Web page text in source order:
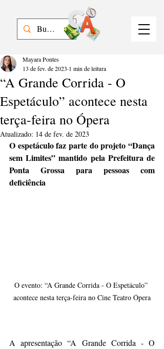
“A Grande Corrida - O
Espetáculo” acontece nesta
terça-feira no Ópera
Mayara Pontes
13 de fev. de 2023 1 min de leitura
Atualizado: 14 de fev. de 2023
O espetáculo faz parte do projeto “Dança
sem Limites” mantido pela Prefeitura de
Ponta Grossa para pessoas com
deficiência
O evento: “A Grande Corrida - O Espetáculo”
acontece nesta terça-feira no Cine Teatro Ópera
A apresentação “A Grande Corrida - O